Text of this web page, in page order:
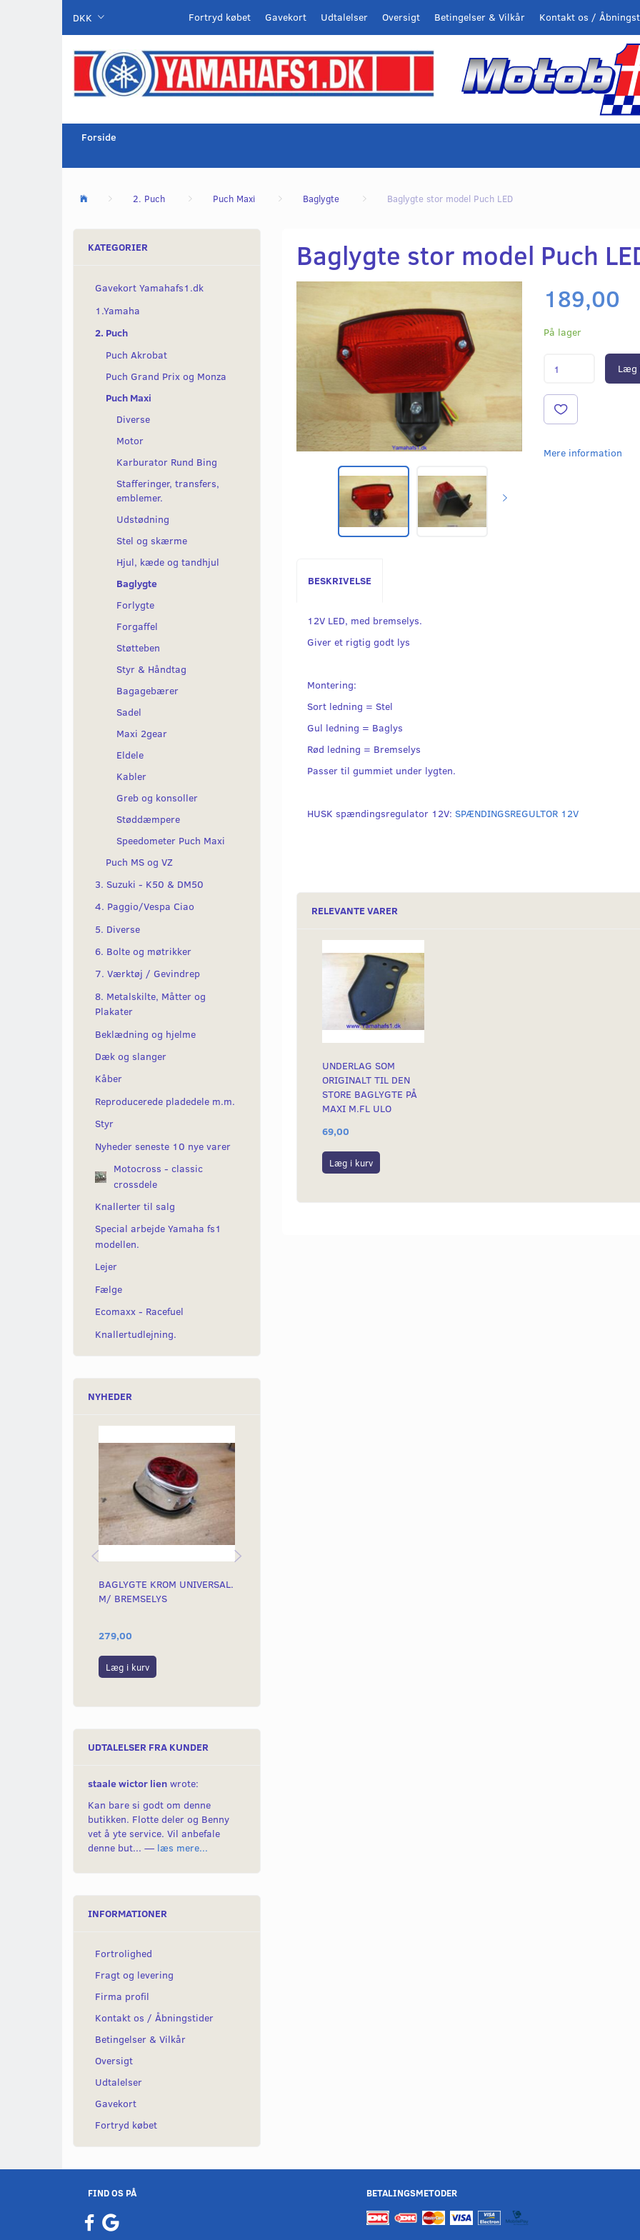
DKK Kontakt os /
Betingelser & Vilkår
Oversigt
Udtalelser
Gavekort
Fortryd købet
Forside
2. Puch Puch Maxi Baglygte Baglygte stor model Puch LED
KATEGORIER
Gavekort Yamahafs1.dk
1.Yamaha
2. Puch
Puch Akrobat
Puch Grand Prix og Monza
Puch Maxi
Diverse
Motor
Karburator Rund Bing
Stafferinger, transfers,
emblemer.
Udstødning
Stel og skærme
Hjul, kæde og tandhjul
Baglygte
Forlygte
Forgaffel
Støtteben
Styr & Håndtag
Bagagebærer
Sadel
Maxi 2gear
Eldele
Kabler
Greb og konsoller
Støddæmpere
Speedometer Puch Maxi
Puch MS og VZ
3. Suzuki - K50 & DM50
4. Paggio/Vespa Ciao
5. Diverse
6. Bolte og møtrikker
7. Værktøj / Gevindrep
8. Metalskilte, Måtter og
Plakater
Beklædning og hjelme
Dæk og slanger
Kåber
Reproducerede pladedele m.m.
Styr
Nyheder seneste 10 nye varer
Motocross - classic
crossdele
Knallerter til salg
Special arbejde Yamaha fs1
modellen.
Lejer
Fælge
Ecomaxx - Racefuel
Knallertudlejning.
NYHEDER
BAGLYGTE KROM UNIVERSAL.
M/ BREMSELYS
279,00
Læg i kurv
UDTALELSER FRA KUNDER
staale wictor lien wrote:
Kan bare si godt om denne
butikken. Flotte deler og Benny
vet å yte service. Vil anbefale
denne but... — læs mere...
INFORMATIONER
Fortrolighed
Fragt og levering
Firma profil
Kontakt os / Åbningstider
Betingelser & Vilkår
Oversigt
Udtalelser
Gavekort
Fortryd købet
Baglygte stor model Puch
189,00
På lager
Læg
Mere information
BESKRIVELSE
12V LED, med bremselys.
Giver et rigtig godt lys
Montering:
Sort ledning = Stel
Gul ledning = Baglys
Rød ledning = Bremselys
Passer til gummiet under lygten.
HUSK spændingsregulator 12V: SPÆNDINGSREGULTOR 12V
RELEVANTE VARER
UNDERLAG SOM
ORIGINALT TIL DEN
STORE BAGLYGTE PÅ
MAXI M.FL ULO
69,00
Læg i kurv
FIND OS PÅ BETALINGSMETODER